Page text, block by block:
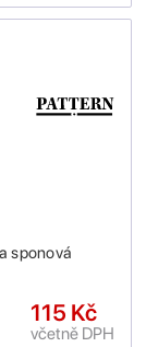
sponová
115 Kč
včetně DPH